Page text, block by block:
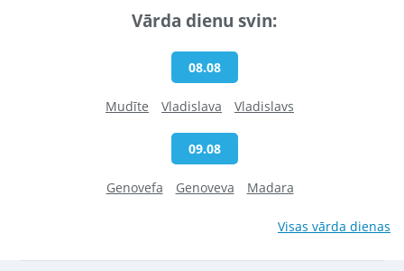
Vārda dienu svin:
08.08
Mudīte Vladislava Vladislavs
09.08
Genovefa Genoveva Madara
Visas vārda dienas